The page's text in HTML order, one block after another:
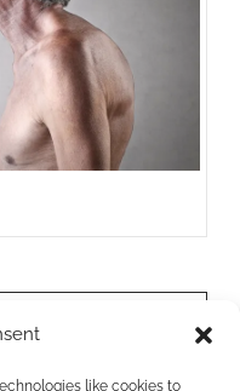
like cookies to